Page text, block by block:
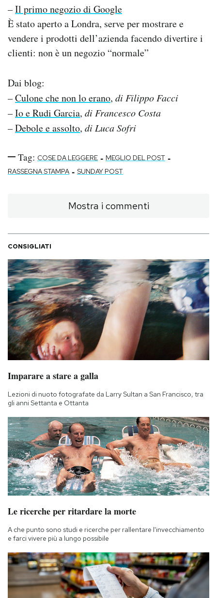
–Il primo negozio di Google
È stato aperto a Londra, serve per mostrare e
vendere i prodotti dell’azienda facendo divertire i
clienti: non è un negozio “normale”
Dai blog:
–Culone che non lo erano, di Filippo Facci
–Io e Rudi Garcia, di Francesco Costa
–Debole e assolto, di Luca Sofri
Tag: COSE DA LEGGERE - MEGLIO DEL POST -
RASSEGNA STAMPA - SUNDAY POST
Mostra i commenti
CONSIGLIATI
Imparare a stare a galla
Lezioni di nuoto fotografate da Larry Sultan a San Francisco, tra
gli anni Settanta e Ottanta
Le ricerche per ritardare la morte
A che punto sono studi e ricerche per rallentare l'invecchiamento
e farci vivere più a lungo possibile